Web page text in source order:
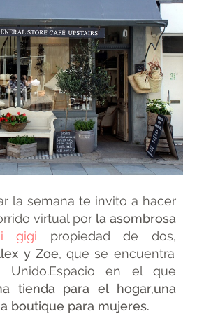
la semana te invito a hacer
virtual por la asombrosa
gigi propiedad de dos,
y Zoe, que se encuentra
en el que
tienda para el hogar,una
boutique para mujeres.